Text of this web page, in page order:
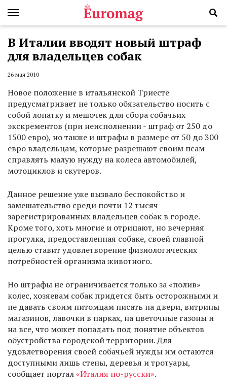
В Италии вводят новый штраф
для владельцев собак
26 мая 2010
Новое положение в итальянской Триесте
предусматривает не только обязательство носить с
собой лопатку и мешочек для сбора собачьих
экскрементов (при неисполнении - штраф от 250 до
1500 евро), но также и штрафы в размере от 50 до 300
евро владельцам, которые разрешают своим псам
справлять малую нужду на колеса автомобилей,
мотоциклов и скутеров.
Данное решение уже вызвало беспокойство и
замешательство среди почти 12 тысяч
зарегистрированных владельцев собак в городе.
Кроме того, хоть многие и отрицают, но вечерняя
прогулка, предоставленная собаке, своей главной
целью ставит удовлетворение физиологических
потребностей организма животного.
Но штрафы не ограничивается только за «полив»
колес, хозяевам собак придется быть осторожными и
не давать своим питомцам писать на двери, витрины
магазинов, лавочки в парках, на цветочные газоны и
на все, что может попадать под понятие объектов
обустройства городской территории. Для
удовлетворения своей собачьей нужды им остаются
доступными лишь стены, деревья и тротуары,
сообщает портал«Италия по-русски».